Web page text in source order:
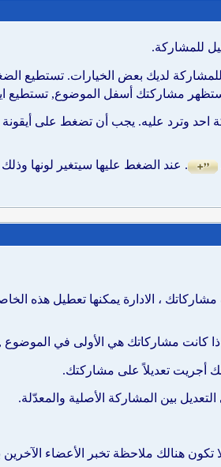
للمشاركة.
لديك بعض الخيارات. تستطيع
مشاركتك أسفل الموضوع, تستطيع
احد وترد عليه. يجب أن تضغط على أيقونة
. عند الضغط عليها سيتغير لونها
، الادارة يمكنها تعطيل هذه
كانت مشاركاتك هي الأولى في الموضوع
أجريت تعديلاً على مشاركتك.
بين المشاركة الأصلية والمعدّلة.
هنالك ملاحظة تخبر الأعضاء الآخرين